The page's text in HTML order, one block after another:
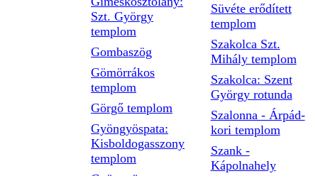
Szt. György
templom
Gombaszög
Gömörrákos
templom
Görgő templom
Gyöngyöspata:
Kisboldogasszony
templom
Süvéte erődített
templom
Szakolca Szt.
Mihály templom
Szakolca: Szent
György rotunda
Szalonna - Árpád-
kori templom
Szank -
Kápolnahely